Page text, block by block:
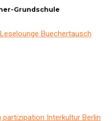
Grundschule